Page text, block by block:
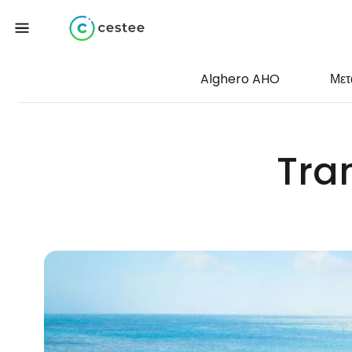
Alghero AHO